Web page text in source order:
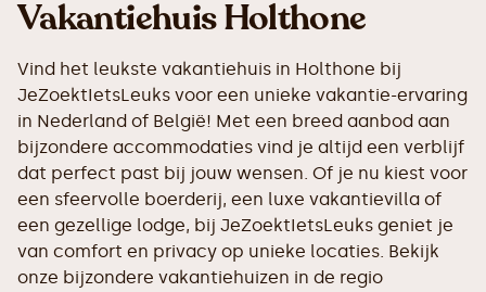
Vakantiehuis Holthone
Vind het leukste vakantiehuis in Holthone bij
JeZoektIetsLeuks voor een unieke vakantie-ervaring
in Nederland of België! Met een breed aanbod aan
bijzondere accommodaties vind je altijd een verblijf
dat perfect past bij jouw wensen. Of je nu kiest voor
een sfeervolle boerderij, een luxe vakantievilla of
een gezellige lodge, bij JeZoektIetsLeuks geniet je
van comfort en privacy op unieke locaties. Bekijk
onze bijzondere vakantiehuizen in de regio